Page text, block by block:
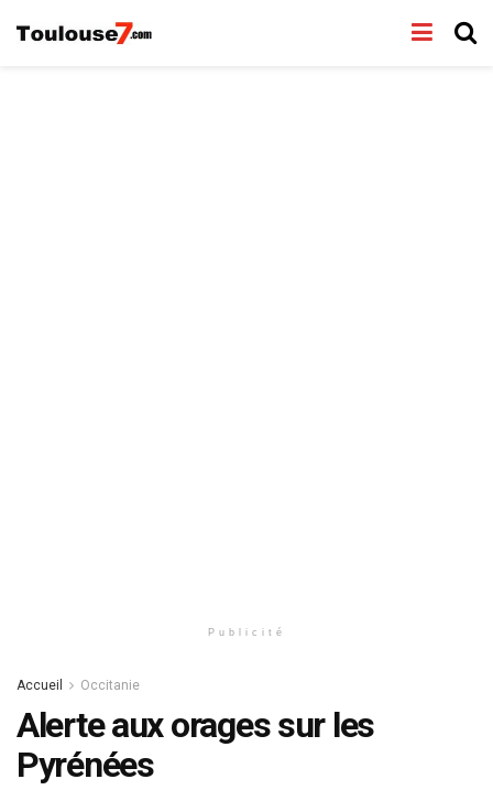
Publicité
Accueil Occitanie
Alerte aux orages sur les
Pyrénées